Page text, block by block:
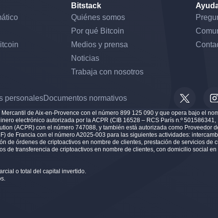
Bitstack
Quiénes somos
Por qué Bitcoin
Medios y prensa
Noticias
Trabaja con nosotros
personalesDocumentos normativos
de Aix-en-Provence con el número 899 125 090 y que opera bajo el
electrónico autorizada por la ACPR (CIB 16528 – RCS París n.º 501586341,
(ACPR) con el número 747088, y también está autorizada como Proveedor
de Francia con el número A2025-003 para las siguientes actividades:
de órdenes de criptoactivos en nombre de clientes, prestación de servicios de
de transferencia de criptoactivos en nombre de clientes, con domicilio social
o total del capital invertido.